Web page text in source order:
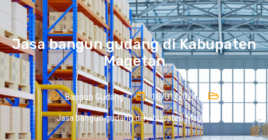
Jasa bangun gudang di Kabupaten
Magetan
Bangun Gudang
16/01/2024
Jasa bangun gudang di Kabupaten Magetan